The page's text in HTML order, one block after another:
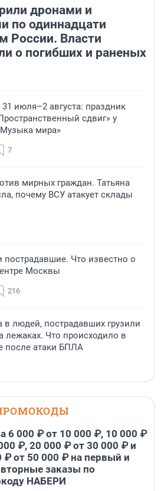
дронами и
по одиннадцати
России. Власти
о погибших и раненых
июля–2 августа: праздник
сдвиг» у
мира»
7
мирных граждан. Татьяна
почему ВСУ атакует склады
пострадавшие. Что известно о
Москвы
216
в людей, пострадавших грузили
лежаках. Что происходило в
после атаки БПЛА
6 000 ₽ от 10 000 ₽, 10 000 ₽
₽, 20 000 ₽ от 30 000 ₽ и
₽ от 50 000 ₽ на первый и
заказы по
НАБЕРИ